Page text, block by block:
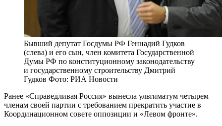
Бывший депутат Госдумы РФ Геннадий Гудков
(слева) и его сын, член комитета Государственной
Думы РФ по конституционному законодательству
и государственному строительству Дмитрий
Гудков Фото: РИА Новости
Ранее «Справедливая Россия» вынесла ультиматум четырем
членам своей партии с требованием прекратить участие в
Координационном совете оппозиции и «Левом фронте».